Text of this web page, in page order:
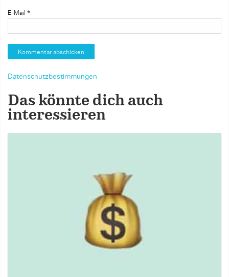
E-Mail *
Datenschutzbestimmungen
Das könnte dich auch
interessieren